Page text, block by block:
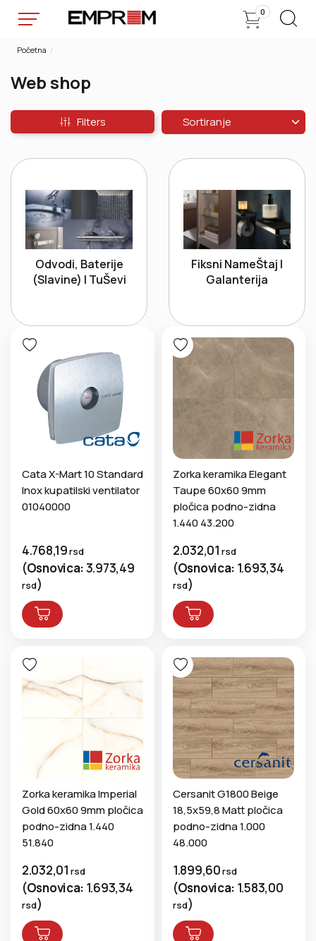
0
Početna
Web shop
Filters
Odvodi, Baterije
(slavine) I TuŠevi
Fiksni NameŠtaj I
Galanterija
Cata X-Mart 10 Standard
Inox kupatilski ventilator
01040000
4.768,19rsd
(Osnovica:3.973,49
rsd)
Zorka keramika Elegant
Taupe 60x60 9mm
pločica podno-zidna
1.440 43.200
2.032,01rsd
(Osnovica: 1.693,34
rsd)
Zorka keramika Imperial
Gold 60x60 9mm pločica
podno-zidna 1.440
51.840
2.032,01rsd
(Osnovica: 1.693,34
rsd)
Cersanit G1800 Beige
18,5x59,8 Matt pločica
podno-zidna 1.000
48.000
1.899,60rsd
(Osnovica: 1.583,00
rsd)